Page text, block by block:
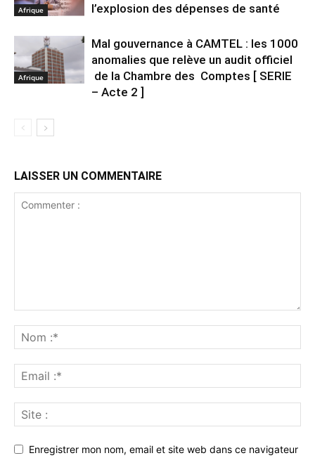
Afrique
l’explosion des dépenses de santé
Afrique
Mal gouvernance à CAMTEL : les 1000
anomalies que relève un audit officiel
de la Chambre des Comptes [ SERIE
– Acte 2 ]
LAISSER UN COMMENTAIRE
Enregistrer mon nom, email et site web dans ce navigateur